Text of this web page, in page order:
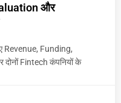
और
Revenue, Funding,
Fintech कंपनियों के